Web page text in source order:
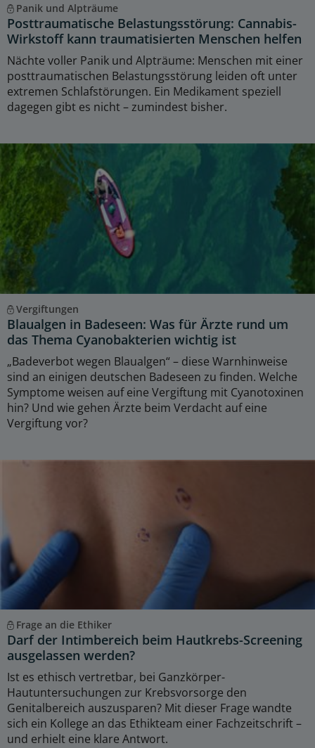
Panik und Alpträume
Posttraumatische Belastungsstörung: Cannabis-
Wirkstoff kann traumatisierten Menschen helfen
Nächte voller Panik und Alpträume: Menschen mit einer
posttraumatischen Belastungsstörung leiden oft unter
extremen Schlafstörungen. Ein Medikament speziell
dagegen gibt es nicht – zumindest bisher.
Vergiftungen
Blaualgen in Badeseen: Was für Ärzte rund um
das Thema Cyanobakterien wichtig ist
„Badeverbot wegen Blaualgen“ – diese Warnhinweise
sind an einigen deutschen Badeseen zu finden. Welche
Symptome weisen auf eine Vergiftung mit Cyanotoxinen
hin? Und wie gehen Ärzte beim Verdacht auf eine
Vergiftung vor?
Frage an die Ethiker
Darf der Intimbereich beim Hautkrebs-Screening
ausgelassen werden?
Ist es ethisch vertretbar, bei Ganzkörper-
Hautuntersuchungen zur Krebsvorsorge den
Genitalbereich auszusparen? Mit dieser Frage wandte
sich ein Kollege an das Ethikteam einer Fachzeitschrift –
und erhielt eine klare Antwort.